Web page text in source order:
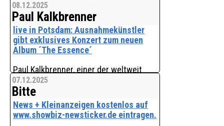
08.12.2025
Paul Kalkbrenner
live in Potsdam: Ausnahmekünstler
gibt exklusives Konzert zum neuen
Album ´The Essence´
Paul Kalkbrenner, einer der weltweit
herausragendsten Live-Künstler der
elektronischen Musik, kehrt am 09. Mai
2026 für ein außergewöhnliches
Konzert in die Landeshauptstadt
zurück. Als Schaupla
07.12.2025
Bitte
News + Kleinanzeigen kostenlos auf
www.showbiz-newsticker.de eintragen.